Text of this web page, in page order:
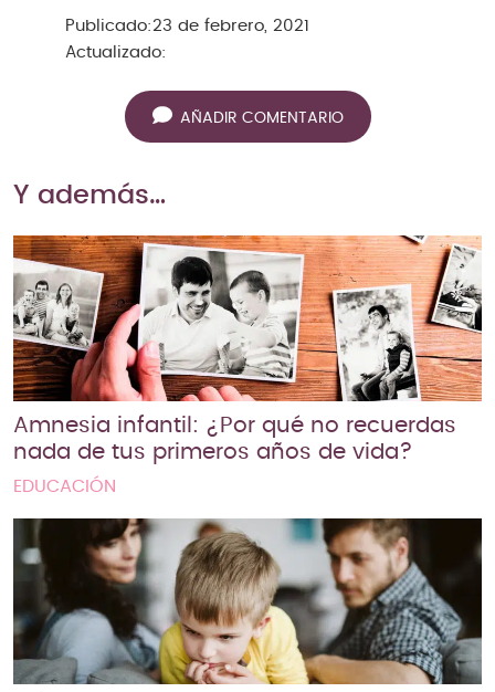
Publicado: 23 de febrero, 2021
Actualizado:
AÑADIR COMENTARIO
Y además…
Amnesia infantil: ¿Por qué no recuerdas
nada de tus primeros años de vida?
EDUCACIÓN